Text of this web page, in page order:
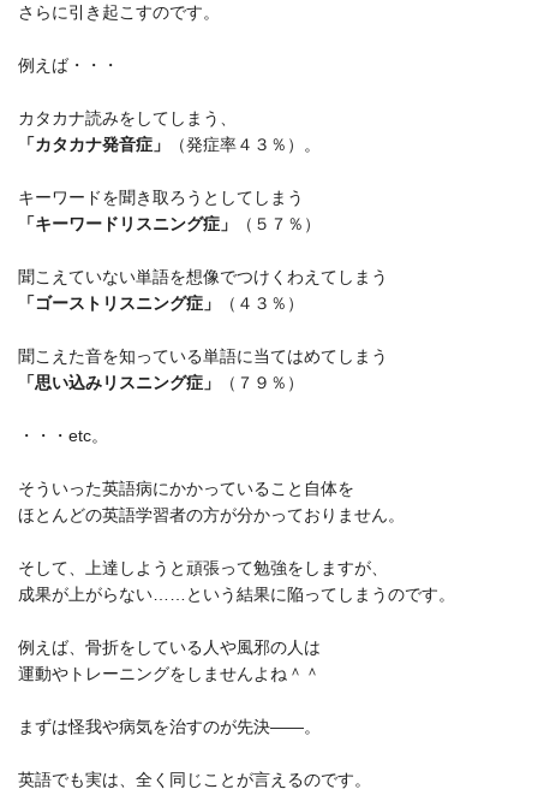
さらに引き起こすのです。
例えば・・・
カタカナ読みをしてしまう、
「カタカナ発音症」
（発症率４３％）。
キーワードを聞き取ろうとしてしまう
「キーワードリスニング症」
（５７％）
聞こえていない単語を想像でつけくわえてしまう
「ゴーストリスニング症」
（４３％）
聞こえた音を知っている単語に当てはめてしまう
「思い込みリスニング症」
（７９％）
・・・etc。
そういった英語病にかかっていること自体を
ほとんどの英語学習者の方が分かっておりません。
そして、上達しようと頑張って勉強をしますが、
成果が上がらない……という結果に陥ってしまうのです。
例えば、骨折をしている人や風邪の人は
運動やトレーニングをしませんよね＾＾
まずは怪我や病気を治すのが先決――。
英語でも実は、全く同じことが言えるのです。